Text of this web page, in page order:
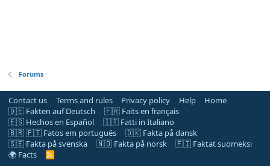
Forums
Contact us Terms and rules Privacy policy Help
Home
🇩🇪 Fakten auf Deutsch
🇫🇷 Faits en français
🇪🇸 Hechos en Español
🇮🇹 Fatti in Italiano
🇧🇷 🇵🇹 Fatos em português
🇩🇰 Fakta på dansk
🇸🇪 Fakta på svenska
🇳🇴 Fakta på norsk
🇫🇮 Faktat suomeksi
🌍 Facts
R